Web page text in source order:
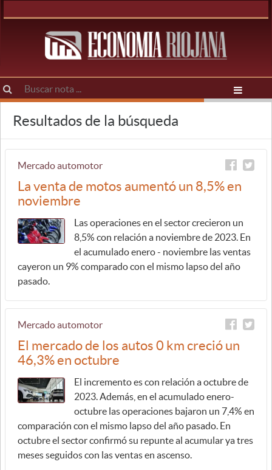
Resultados de la búsqueda
Mercado automotor
La venta de motos aumentó un 8,5% en
noviembre
Las operaciones en el sector crecieron un
8,5% con relación a noviembre de 2023. En
el acumulado enero - noviembre las ventas
cayeron un 9% comparado con el mismo lapso del año
pasado.
Mercado automotor
El mercado de los autos 0 km creció un
46,3% en octubre
El incremento es con relación a octubre de
2023. Además, en el acumulado enero-
octubre las operaciones bajaron un 7,4% en
comparación con el mismo lapso del año pasado. En
octubre el sector confirmó su repunte al acumular ya tres
meses seguidos con las ventas en ascenso.